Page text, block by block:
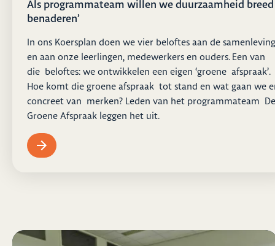
Als programmateam willen we duurzaamheid breed
benaderen’
In ons Koersplan doen we vier beloftes aan de samenleving
en aan onze leerlingen, medewerkers en ouders. Een van
die beloftes: we ontwikkelen een eigen ‘groene afspraak’.
Hoe komt die groene afspraak tot stand en wat gaan we
concreet van merken? Leden van het programmateam De
Groene Afspraak leggen het uit.